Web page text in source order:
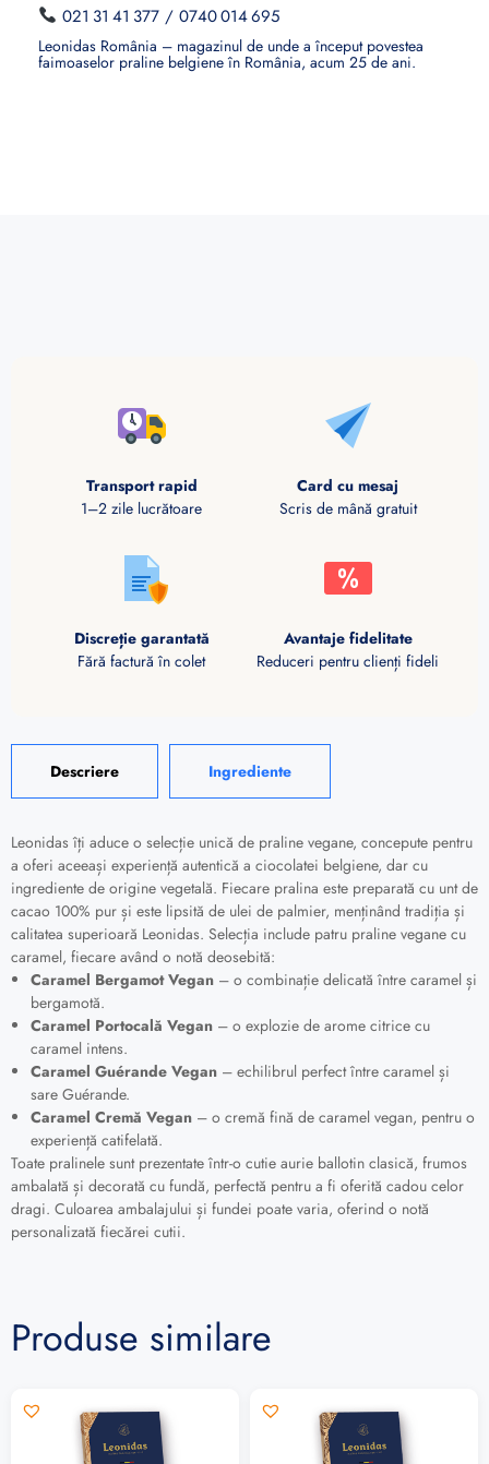
021 31 41 377 /0740 014 695
Leonidas România – magazinul de unde a început povestea
faimoaselor praline belgiene în România, acum 25 de ani.
Transport rapid
1–2 zile lucrătoare
Card cu mesaj
Scris de mână gratuit
Discreție garantată
Fără factură în colet
Avantaje fidelitate
Reduceri pentru clienți fideli
Descriere Ingrediente
Leonidas îți aduce o selecție unică de praline vegane, concepute pentru
a oferi aceeași experiență autentică a ciocolatei belgiene, dar cu
ingrediente de origine vegetală. Fiecare pralina este preparată cu unt de
cacao 100% pur și este lipsită de ulei de palmier, menținând tradiția și
calitatea superioară Leonidas. Selecția include patru praline vegane cu
caramel, fiecare având o notă deosebită:
Caramel Bergamot Vegan – o combinație delicată între caramel și
bergamotă.
Caramel Portocală Vegan – o explozie de arome citrice cu
caramel intens.
Caramel Guérande Vegan – echilibrul perfect între caramel și
sare Guérande.
Caramel Cremă Vegan – o cremă fină de caramel vegan, pentru o
experiență catifelată.
Toate pralinele sunt prezentate într-o cutie aurie ballotin clasică, frumos
ambalată și decorată cu fundă, perfectă pentru a fi oferită cadou celor
dragi. Culoarea ambalajului și fundei poate varia, oferind o notă
personalizată fiecărei cutii.
Produse similare